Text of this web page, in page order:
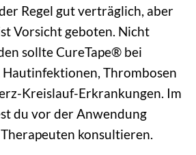
Regel gut verträglich, aber
Vorsicht geboten. Nicht
sollte CureTape® bei
Thrombosen
Kreislauf-Erkrankungen. Im
du vor der Anwendung
konsultieren.